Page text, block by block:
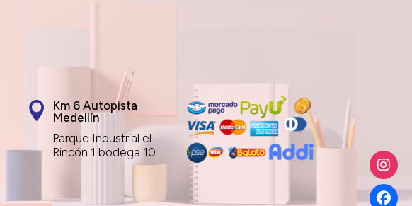

Km 6 Autopista
Medellín
Parque Industrial el
Rincón 1 bodega 10